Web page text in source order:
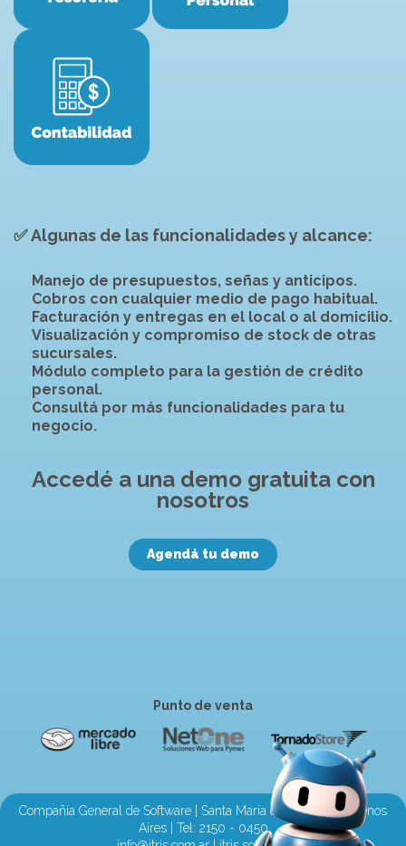
✅Algunas de las funcionalidades y alcance:
Manejo de presupuestos, señas y anticipos.
Cobros con cualquier medio de pago habitual.
Facturación y entregas en el local o al domicilio.
Visualización y compromiso de stock de otras
sucursales.
Módulo completo para la gestión de crédito
personal.
Consultá por más funcionalidades para tu
negocio.
Accedé a una demo gratuita con
nosotros
Agendá tu demo
Punto de venta
Compañía General de Software | Santa María de Oro 2710, Buenos
Aires | Tel: 2150 - 0450